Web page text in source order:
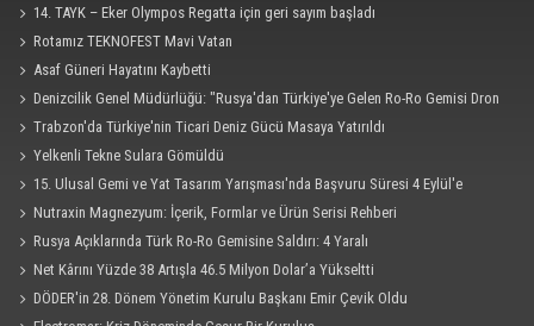
14. TAYK – Eker Olympos Regatta için geri sayım başladı
Rotamız TEKNOFEST Mavi Vatan
Asaf Güneri Hayatını Kaybetti
Denizcilik Genel Müdürlüğü: "Rusya'dan Türkiye'ye Gelen Ro-Ro Gemisi Dron
Saldırısına Uğradı"
Trabzon'da Türkiye'nin Ticari Deniz Gücü Masaya Yatırıldı
Yelkenli Tekne Sulara Gömüldü
15. Ulusal Gemi ve Yat Tasarım Yarışması'nda Başvuru Süresi 4 Eylül'e
Uzatıldı
Nutraxin Magnezyum: İçerik, Formlar ve Ürün Serisi Rehberi
Rusya Açıklarında Türk Ro-Ro Gemisine Saldırı: 4 Yaralı
Net Kârını Yüzde 38 Artışla 46.5 Milyon Dolar’a Yükseltti
DÖDER'in 28. Dönem Yönetim Kurulu Başkanı Emir Çevik Oldu